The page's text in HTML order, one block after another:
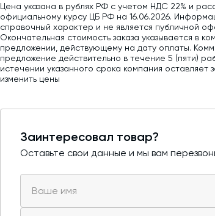
Цена указана в рублях РФ с учетом НДС 22% и
официальному курсу ЦБ РФ на 16.06.2026.
справочный характер и не является публичной
Окончательная стоимость заказа указывается в
предложении, действующему на дату оплаты.
предложение действительно в течение 5 (пяти)
истечении указанного срока компания оставляет
изменить цены
Заинтересовал товар?
Оставьте свои данные и мы вам